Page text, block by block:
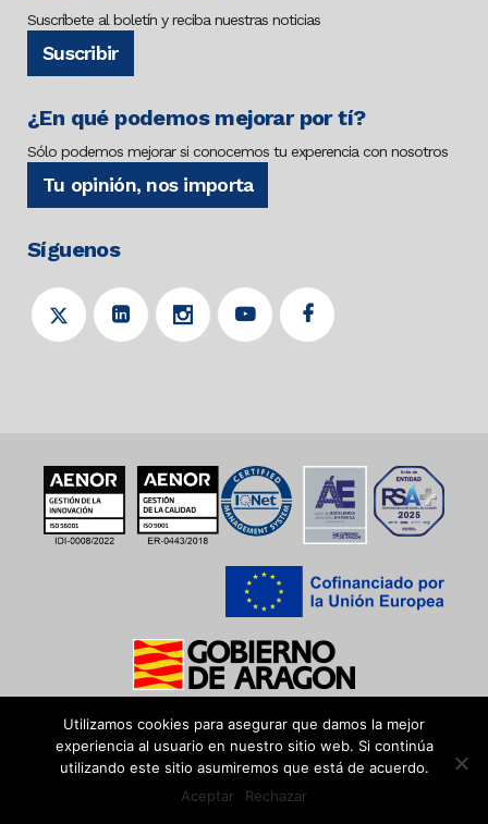
Suscríbete al boletín y reciba nuestras noticias
Suscribir
¿En qué podemos mejorar por tí?
Sólo podemos mejorar si conocemos tu experencia con nosotros
Tu opinión, nos importa
Síguenos
Utilizamos cookies para asegurar que damos la mejor
experiencia al usuario en nuestro sitio web. Si continúa
utilizando este sitio asumiremos que está de acuerdo.
Aceptar
Rechazar